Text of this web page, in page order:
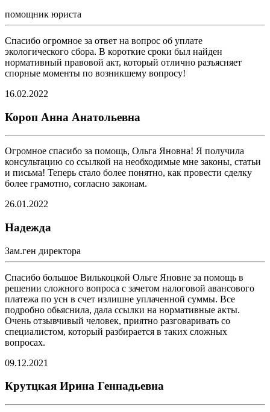
помощник юриста
Спасибо огромное за ответ на вопрос об уплате
экологического сбора. В короткие сроки был найден
нормативный правовой акт, который отлично разъясняет
спорные моменты по возникшему вопросу!
16.02.2022
Короп Анна Анатольевна
Огромное спасибо за помощь, Ольга Яновна! Я получила
консультацию со ссылкой на необходимые мне законы, статьи
и письма! Теперь стало более понятно, как провести сделку
более грамотно, согласно законам.
26.01.2022
Надежда
Зам.ген директора
Спасибо большое Вилькоцкой Ольге Яновне за помощь в
решении сложного вопроса с зачетом налоговой авансового
платежа по усн в счет излишне уплаченной суммы. Все
подробно обьяснила, дала ссылки на нормативные акты.
Очень отзывчивый человек, приятно разговаривать со
специалистом, который разбирается в таких сложных
вопросах.
09.12.2021
Крутцкая Ирина Геннадьевна